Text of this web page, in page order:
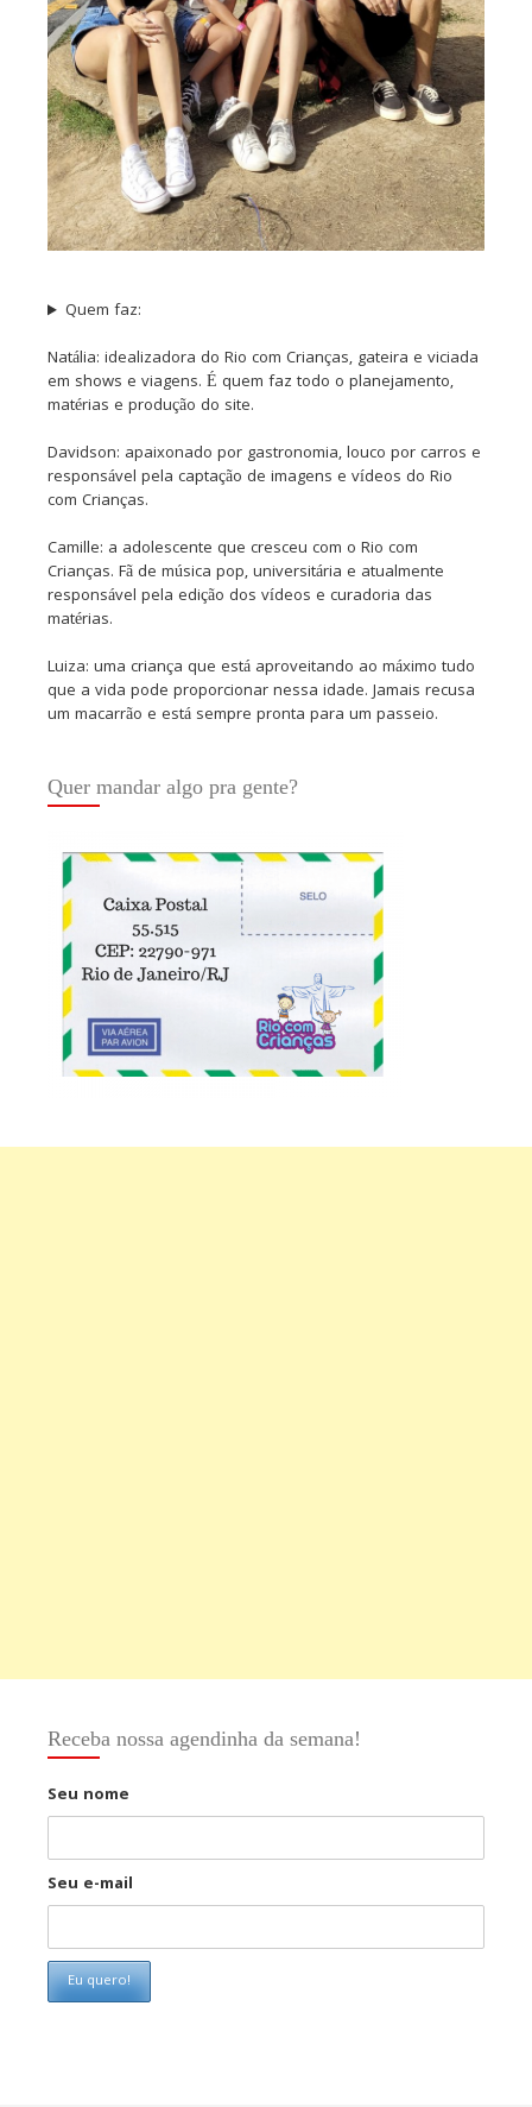
Quem faz:
Natália: idealizadora do Rio com Crianças, gateira e viciada
em shows e viagens. É quem faz todo o planejamento,
matérias e produção do site.
Davidson: apaixonado por gastronomia, louco por carros e
responsável pela captação de imagens e vídeos do Rio
com Crianças.
Camille: a adolescente que cresceu com o Rio com
Crianças. Fã de música pop, universitária e atualmente
responsável pela edição dos vídeos e curadoria das
matérias.
Luiza: uma criança que está aproveitando ao máximo tudo
que a vida pode proporcionar nessa idade. Jamais recusa
um macarrão e está sempre pronta para um passeio.
Quer mandar algo pra gente?
Receba nossa agendinha da semana!
Seu nome
Seu e-mail